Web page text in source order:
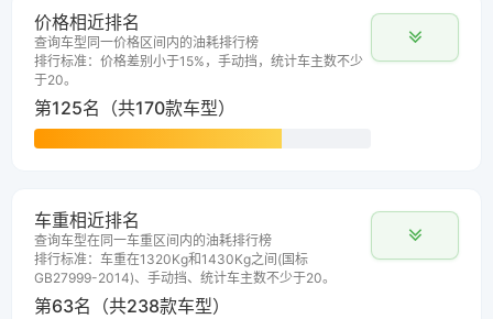
价格相近排名
查询车型同一价格区间内的油耗排行榜
排行标准：价格差别小于15%，手动挡，统计车主数不少
于20。
第125名（共170款车型）
车重相近排名
查询车型在同一车重区间内的油耗排行榜
排行标准：车重在1320Kg和1430Kg之间(国标
GB27999-2014)、手动挡、统计车主数不少于20。
第63名（共238款车型）